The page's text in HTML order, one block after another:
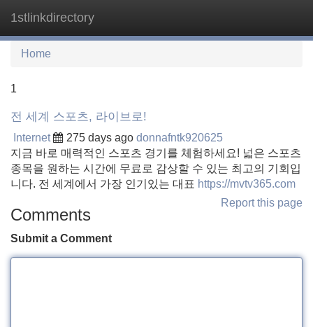
1stlinkdirectory
Home
1
전 세계 스포츠, 라이브로!
Internet 275 days ago donnafntk920625
지금 바로 매력적인 스포츠 경기를 체험하세요! 넓은 스포츠
종목을 원하는 시간에 무료로 감상할 수 있는 최고의 기회입
니다. 전 세계에서 가장 인기있는 대표 https://mvtv365.com
Report this page
Comments
Submit a Comment